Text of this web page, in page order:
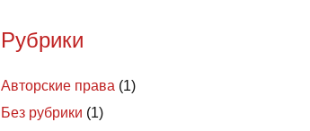
Рубрики
Авторские права (1)
Без рубрики (1)